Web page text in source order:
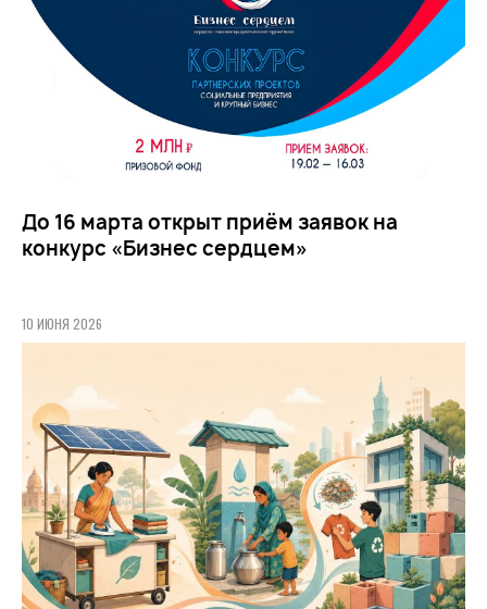
До 16 марта открыт приём заявок на
конкурс «Бизнес сердцем»
10 ИЮНЯ 2026